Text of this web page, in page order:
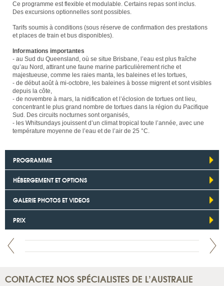
Ce programme est flexible et modulable. Certains repas sont inclus.
Des excursions optionnelles sont possibles.
Tarifs soumis à conditions (sous réserve de confirmation des prestations
et places de train et bus disponibles).
Informations importantes
- au Sud du Queensland, où se situe Brisbane, l’eau est plus fraîche
qu’au Nord, attirant une faune marine particulièrement riche et
majestueuse, comme les raies manta, les baleines et les tortues,
- de début août à mi-octobre, les baleines à bosse migrent et sont visibles
depuis la côte,
- de novembre à mars, la nidification et l’éclosion de tortues ont lieu,
concentrant le plus grand nombre de tortues dans la région du Pacifique
Sud. Des circuits nocturnes sont organisés,
- les Whitsundays jouissent d’un climat tropical toute l’année, avec une
température moyenne de l’eau et de l’air de 25 °C.
PROGRAMME
HÉBERGEMENT ET OPTIONS
GALERIE PHOTOS ET VIDEOS
PRIX
CONTACTEZ NOS SPÉCIALISTES DE L’AUSTRALIE